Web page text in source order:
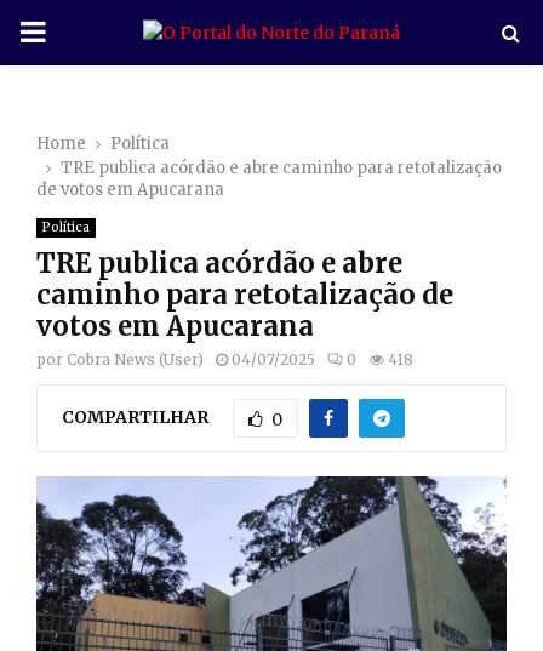
P
M
A
R
E
N
Home
Política
TRE publica acórdão e abre caminho para retotalização
de votos em Apucarana
Política
TRE publica acórdão e abre
caminho para retotalização de
votos em Apucarana
por Cobra News (User) 04/07/2025 0 418
COMPARTILHAR 0